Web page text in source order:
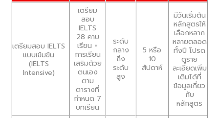
เตรียมสอบ IELTS
แบบเข้มข้น
(IELTS
Intensive)
เตรียม
สอบ
IELTS
28 คาบ
เรียน +
การเรียน
เสริมด้วย
ตนเอง
ตาม
ตารางที่
กำหนด 7
บทเรียน
ระดับ
กลาง
ถึง
ระดับ
สูง
5 หรือ
10
สัปดาห์
มีวันเริ่มต้น
หลักสูตรให้
เลือกหลาก
หลายตลอด
ทั้งปี โปรด
ดูราย
ละเอียดเพิ่ม
เติมได้ที่
ข้อมูลเกี่ยว
กับ
หลักสูตร